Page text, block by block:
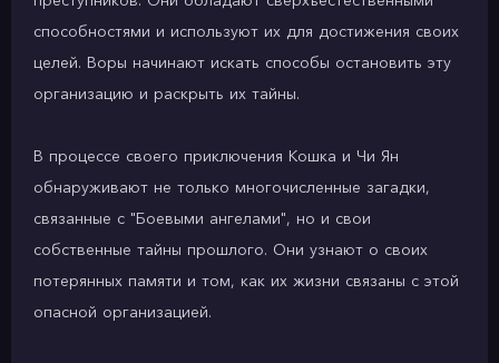
способностями и используют их для достижения своих
целей. Воры начинают искать способы остановить эту
организацию и раскрыть их тайны.
В процессе своего приключения Кошка и Чи Ян
обнаруживают не только многочисленные загадки,
связанные с "Боевыми ангелами", но и свои
собственные тайны прошлого. Они узнают о своих
потерянных памяти и том, как их жизни связаны с этой
опасной организацией.